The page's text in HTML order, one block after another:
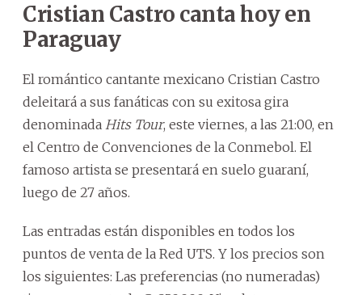
Cristian Castro canta hoy en
Paraguay
El romántico cantante mexicano Cristian Castro
deleitará a sus fanáticas con su exitosa gira
denominada Hits Tour, este viernes, a las 21:00, en
el Centro de Convenciones de la Conmebol. El
famoso artista se presentará en suelo guaraní,
luego de 27 años.
Las entradas están disponibles en todos los
puntos de venta de la Red UTS. Y los precios son
los siguientes: Las preferencias (no numeradas)